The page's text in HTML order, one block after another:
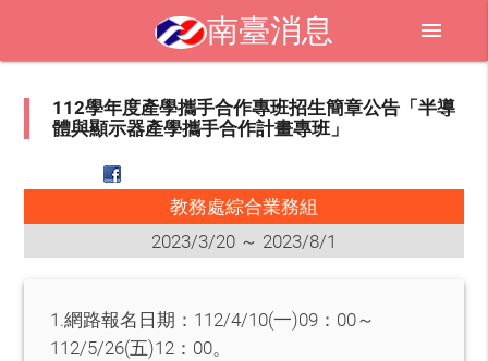
南臺消息 menu
112學年度產學攜手合作專班招生簡章公告「半導
體與顯示器產學攜手合作計畫專班」
教務處綜合業務組
2023/3/20 ～ 2023/8/1
1.網路報名日期：112/4/10(一)09：00～
112/5/26(五)12：00。